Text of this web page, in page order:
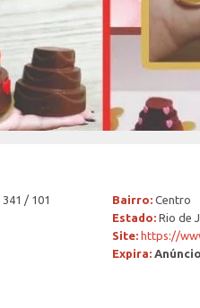
/ 101 Bairro: Centro
Estado: Rio de
Site: https://
Expira: